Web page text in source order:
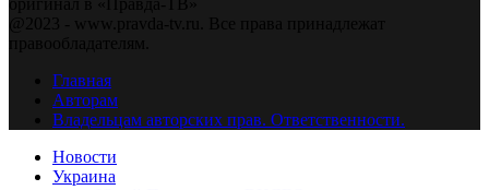
@2023 - www.pravda-tv.ru. Все права принадлежат
правообладателям.
Главная
Авторам
Владельцам авторских прав. Ответственности.
Новости
Украина